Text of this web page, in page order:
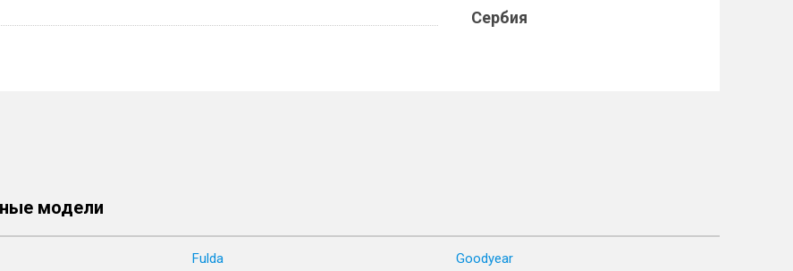
Сербия
модели
Fulda
Goodyear